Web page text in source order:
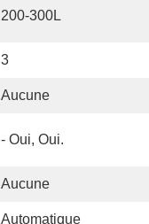
200-300L
3
Aucune
- Oui, Oui.
Aucune
Automatique